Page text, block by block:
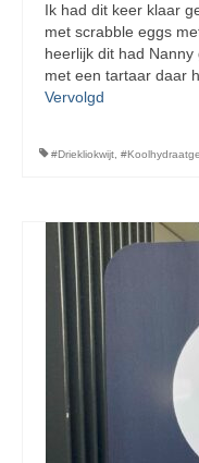
Ik had dit keer klaar
met scrabble eggs
heerlijk dit had
met een tartaar daar
Vervolgd
#Driekliokwijt